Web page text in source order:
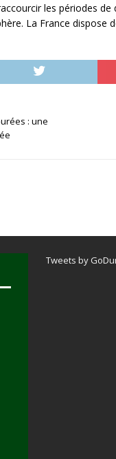
les périodes
La France
: une
Tweets by